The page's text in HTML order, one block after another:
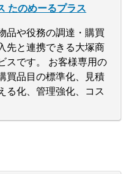
たのめーるプラス
品や役務の調達・購買
先と連携できる大塚商
スです。 お客様専用の
買品目の標準化、見積
る化、管理強化、コス